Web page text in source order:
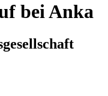
bei Anka